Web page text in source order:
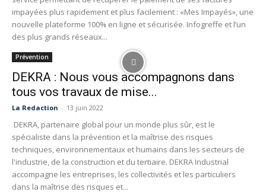
impayées plus rapidement et plus facilement : «Mes Impayés», une
nouvelle plateforme 100% en ligne et sécurisée. Infogreffe et l’un
des plus grands réseaux...
Prévention
DEKRA : Nous vous accompagnons dans
tous vos travaux de mise...
La Redaction - 13 juin 2022
DEKRA, partenaire global pour un monde plus sûr, est le
spécialiste dans la prévention et la maîtrise des risques
techniques, environnementaux et humains dans les secteurs de
l'industrie, de la construction et du tertiaire. DEKRA Industrial
accompagne les entreprises, les collectivités et les particuliers
dans la maîtrise des risques et...